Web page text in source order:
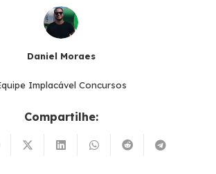
Daniel Moraes
Implacável Concursos
Compartilhe: